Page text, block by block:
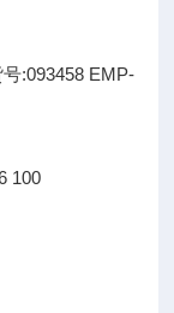
号:093458 EMP-
100